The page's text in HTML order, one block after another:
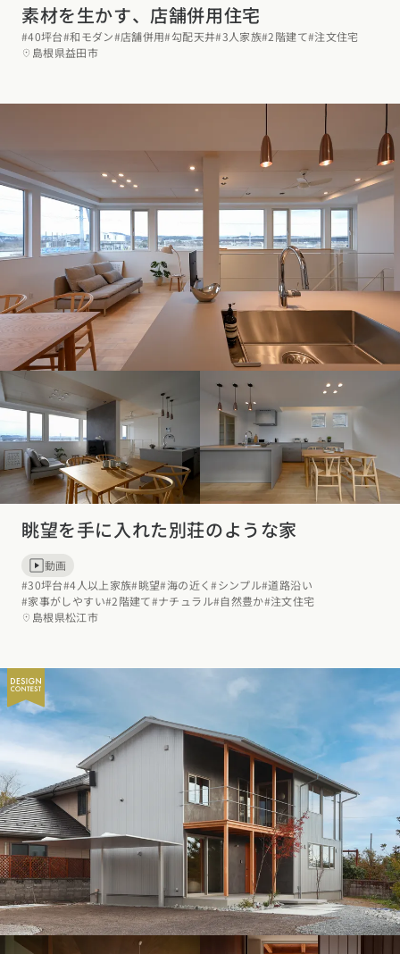
素材を生かす、店舗併用住宅
#40坪台#和モダン#店舗併用#勾配天井#3人家族#2階建て#注文住宅
島根県益田市
眺望を手に入れた別荘のような家
動画
#30坪台#4人以上家族#眺望#海の近く#シンプル#道路沿い
#家事がしやすい#2階建て#ナチュラル#自然豊か#注文住宅
島根県松江市